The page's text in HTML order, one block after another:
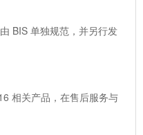
BIS 单独规范，并另行发
相关产品，在售后服务与